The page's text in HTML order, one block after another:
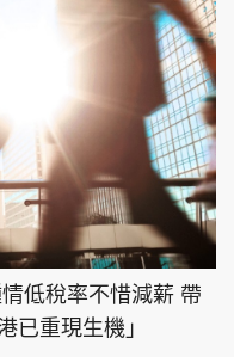
低稅率不惜減薪 帶
已重現生機」